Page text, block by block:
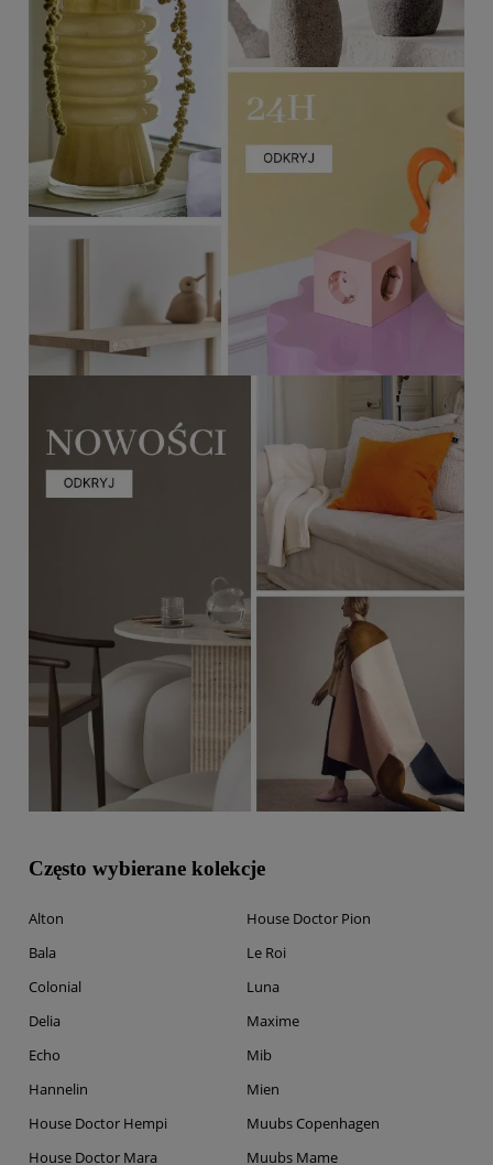
Często wybierane kolekcje
Alton
Bala
Colonial
Delia
Echo
Hannelin
House Doctor Hempi
House Doctor Mara
House Doctor Pion
Le Roi
Luna
Maxime
Mib
Mien
Muubs Copenhagen
Muubs Mame